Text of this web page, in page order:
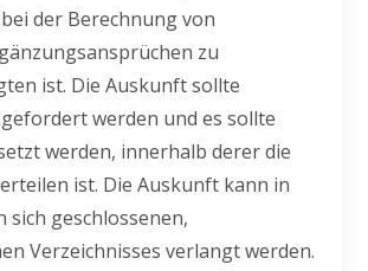
der Berechnung von
zu
ist. Die Auskunft sollte
werden und es sollte
werden, innerhalb derer die
ist. Die Auskunft kann in
sich geschlossenen,
Verzeichnisses verlangt werden.